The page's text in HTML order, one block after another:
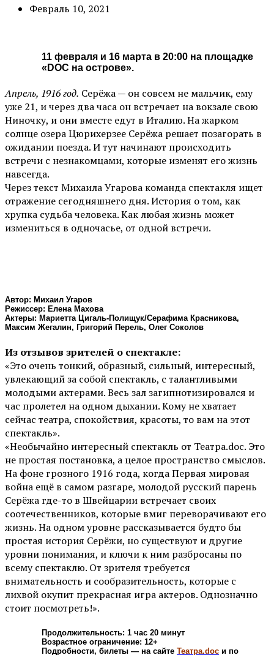
Февраль 10, 2021
11 февраля и 16 марта в 20:00 на площадке
«DOC на острове».
Апрель, 1916 год. Серёжа — он совсем не мальчик, ему
уже 21, и через два часа он встречает на вокзале свою
Ниночку, и они вместе едут в Италию. На жарком
солнце озера Цюрихерзее Серёжа решает позагорать в
ожидании поезда. И тут начинают происходить
встречи с незнакомцами, которые изменят его жизнь
навсегда.
Через текст Михаила Угарова команда спектакля ищет
отражение сегодняшнего дня. История о том, как
хрупка судьба человека. Как любая жизнь может
измениться в одночасье, от одной встречи.
Автор: Михаил Угаров
Режиссер: Елена Махова
Актеры: Мариетта Цигаль-Полищук/Серафима Красникова,
Максим Жегалин, Григорий Перель, Олег Соколов
Из отзывов зрителей о спектакле:
«Это очень тонкий, образный, сильный, интересный,
увлекающий за собой спектакль, с талантливыми
молодыми актерами. Весь зал загипнотизировался и
час пролетел на одном дыхании. Кому не хватает
сейчас театра, спокойствия, красоты, то вам на этот
спектакль».
«Необычайно интересный спектакль от Театра.doc. Это
не простая постановка, а целое пространство смыслов.
На фоне грозного 1916 года, когда Первая мировая
война ещё в самом разгаре, молодой русский парень
Серёжа где-то в Швейцарии встречает своих
соотечественников, которые вмиг переворачивают его
жизнь. На одном уровне рассказывается будто бы
простая история Серёжи, но существуют и другие
уровни понимания, и ключи к ним разбросаны по
всему спектаклю. От зрителя требуется
внимательность и сообразительность, которые с
лихвой окупит прекрасная игра актеров. Однозначно
стоит посмотреть!».
Продолжительность: 1 час 20 минут
Возрастное ограничение: 12+
Подробности, билеты — на сайте Театра.doc и по